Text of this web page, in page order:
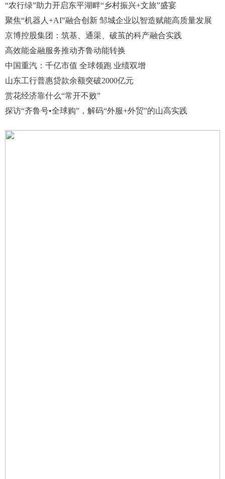
“农行绿”助力开启东平湖畔“乡村振兴+文旅”盛宴
聚焦“机器人+AI”融合创新 邹城企业以智造赋能高质量发展
京博控股集团：筑基、通渠、破茧的科产融合实践
高效能金融服务推动齐鲁动能转换
中国重汽：千亿市值 全球领跑 业绩双增
山东工行普惠贷款余额突破2000亿元
赏花经济靠什么“常开不败”
探访“齐鲁号•全球购”，解码“外服+外贸”的山高实践